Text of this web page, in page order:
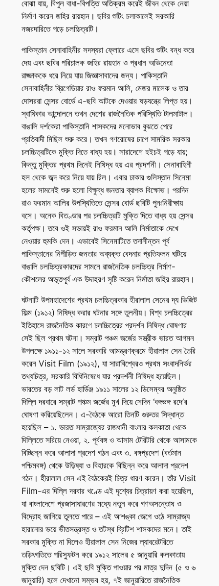
বোঝা যায়, বিপুল বাধা-বিপত্তি অতিক্রম করেই জীবন থেকে নেয়া
নির্মাণ করেন জহির রায়হান। ছবির শুটিং চলাকালেই সরকারি
নজরদারিতে পড়ে চলচ্চিত্রটি।
পাকিস্তান সেনাবাহিনীর সদস্যরা ফ্লোরে এসে ছবির শুটিং বন্ধ করে
দেয় এবং ছবির পরিচালক জহির রায়হান ও প্রধান অভিনেতা
রাজ্জাককে ধরে নিয়ে যায় জিজ্ঞাসাবাদের জন্য। পাকিস্তানি
সেনাবাহিনীর ব্রিগেডিয়ার রাও ফরমান আলি, মেজর মালেক ও তার
দোসররা সেন্সর বোর্ডে এ-ছবি আটকে দেওয়ার ষড়যন্ত্রে লিপ্ত হয়।
স্বাধিকার আন্দোলনে তখন দেশের রাজনৈতিক পরিস্থিতি টালমাটাল।
বাঙালি দর্শকেরা পাকিস্তানি শাসকদের মনোভাব বুঝতে পেরে
প্রতিবাদী মিছিল শুরু করে। তখন গণরোষের চাপে সামরিক সরকার
চলচ্চিত্রটিকে মুক্তি দিতে বাধ্য হয়। সারাদেশে হইচই পড়ে যায়;
কিন্তু মুক্তির প্রথম দিনেই নিষিদ্ধ হয় এর প্রদর্শনী। সেনাবাহিনী
হল থেকে জব্দ করে নিয়ে যায় রিল। এবার ঢাকার গুলিস্তান সিনেমা
হলের সামনেই শুরু হলো বিক্ষুব্ধ জনতার ব্যাপক বিক্ষোভ। পরদিন
রাও ফরমান আলির উপস্থিতিতে সেন্সর বোর্ড ছবিটি পুনঃনিরীক্ষায়
বসে। অনেক বিতণ্ডার পর চলচ্চিত্রটি মুক্তি দিতে বাধ্য হয় সেন্সর
কর্তৃপক্ষ। তবে ওই সভায়ই রাও ফরমান আলি নির্মাতাকে দেখে
নেওয়ার হুমকি দেন। এভাবেই সিনেমাটিতে তদানীন্তন পূর্ব
পাকিস্তানের নিপীড়িত জনতার অব্যক্ত বেদনার প্রতিফলন ঘটিয়ে
বাঙালি চলচ্চিত্রকারদের সামনে রাজনৈতিক চলচ্চিত্র নির্মাণ-
কৌশলের অভূতপূর্ব এক উদাহরণ সৃষ্টি করেন নির্মাতা জহির রায়হান।
ঘটনাটি উপমহাদেশের প্রথম চলচ্চিত্রকার হীরালাল সেনের দ্য ভিজিট
ফিল্ম (১৯১২) নিষিদ্ধ করার ঘটনার সঙ্গে তুলনীয়। বিশ্ব চলচ্চিত্রের
ইতিহাসে রাজনৈতিক কারণে চলচ্চিত্রের প্রদর্শন নিষিদ্ধ ঘোষণার
সেই ছিল প্রথম ঘটনা। সম্রাট পঞ্চম জর্জের সস্ত্রীক ভারত আগমন
উপলক্ষে ১৯১১-১২ সালে সরকারি আমন্ত্রণক্রমে হীরালাল সেন তৈরি
করেন Visit Film (১৯১২), যা সারাবিশ্বেরও প্রথম সংবাদনির্ভর
তথ্যচিত্র, সরকারি বিধিনিষেধে যার প্রদর্শনী নিষিদ্ধ হয়েছিল।
ভারতের বড় লাট লর্ড হার্ডিঞ্জ ১৯১১ সালের ১২ ডিসেম্বর অনুষ্ঠিত
দিল্লি দরবারে সম্রাট পঞ্চম জর্জের মুখ দিয়ে সেদিন ‘বঙ্গভঙ্গ রদে’র
ঘোষণা করিয়েছিলেন। এ-বৈঠকে আরো তিনটি গুরুতর সিদ্ধান্ত
হয়েছিল – ১. ভারত সাম্রাজ্যের রাজধানী বাংলার কলকাতা থেকে
দিল্লিতে সরিয়ে নেওয়া, ২. পূর্ববঙ্গ ও আসাম টেরিটরি থেকে আসামকে
বিচ্ছিন্ন করে আলাদা প্রদেশ গঠন এবং ৩. বঙ্গপ্রদেশ (বর্তমান
পশ্চিমবঙ্গ) থেকে উড়িষ্যা ও বিহারকে বিছিন্ন করে আলাদা প্রদেশ
গঠন। হীরালাল সেন এই বৈঠকেরই চিত্র ধারণ করেন। তাঁর Visit
Film-এর দিল্লি দরবার খণ্ডে এই দৃশ্যের চিত্রায়ণ করা হয়েছিল,
যা বাংলাদেশে প্রজাসাধারণের মধ্যে নতুন করে গণঅসন্তোষ ও
বিদ্রোহ জাগিয়ে তুলতে পারে – এই আশঙ্কা জেগে ওঠে সাম্রাজ্য
হারানোর ভয়ে ভীতসন্ত্রস্ত ও তটস্থ ব্রিটিশ শাসকদের মনে। তাই
সরকার মুক্তি না দিলেও হীরালাল সেন নিজের ল্যাবরেটরিতে
তড়িৎগতিতে পরিস্ফুটন করে ১৯১২ সালের ৫ জানুয়ারি কলকাতায়
মুক্তি দেন ছবিটি। এই ছবি মুক্তি পাওয়ার পর মাত্র দুদিন (৫ ও ৬
জানুয়ারি) হলে দেখানো সম্ভব হয়, ৭ই জানুয়ারিতে রাজনৈতিক